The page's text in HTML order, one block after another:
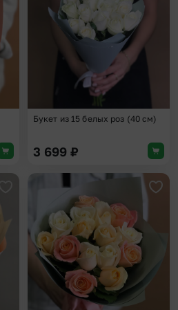
Букет из 15 белых роз (40 см)
3 699 ₽
Добавить в избранное